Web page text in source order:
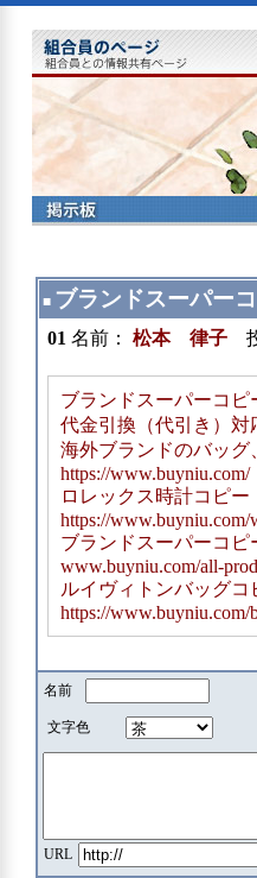
■ ブランドスーパー
01 名前： 松本 律子
ブランドスーパーコピ
代金引換（代引き）対
海外ブランドのバッ
https://www.buyniu.com/
ロレックス時計コピー
https://www.buyniu.com/
ブランドスーパーコピ
www.buyniu.com/all-
ルイヴィトンバッグコ
https://www.buyniu.com/
名前
文字色
URL